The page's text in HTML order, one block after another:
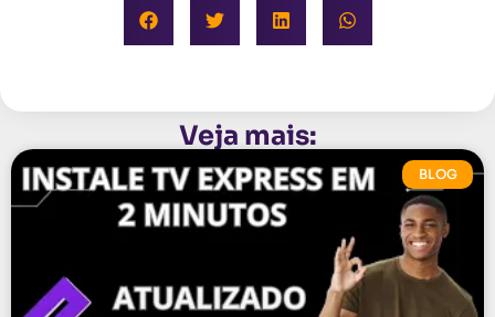
Veja mais:
BLOG